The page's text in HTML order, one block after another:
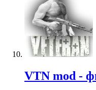
VTN mod -